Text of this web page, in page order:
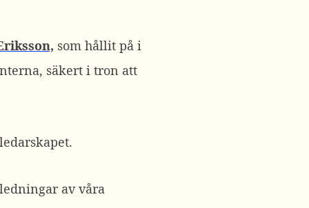
som hållit på i
säkert i tron att
av våra